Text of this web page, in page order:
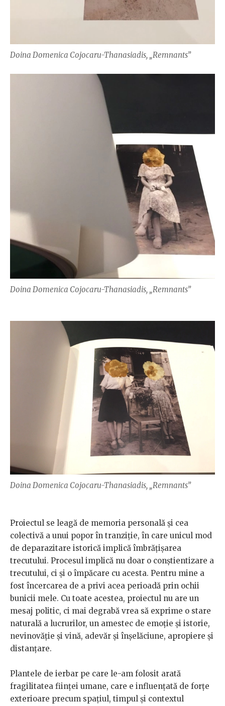
Doina Domenica Cojocaru-Thanasiadis, „Remnants”
Doina Domenica Cojocaru-Thanasiadis, „Remnants”
Doina Domenica Cojocaru-Thanasiadis, „Remnants”
Proiectul se leagă de memoria personală și cea
colectivă a unui popor în tranziție, în care unicul mod
de deparazitare istorică implică îmbrățișarea
trecutului. Procesul implică nu doar o conștientizare a
trecutului, ci și o împăcare cu acesta. Pentru mine a
fost încercarea de a privi acea perioadă prin ochii
bunicii mele. Cu toate acestea, proiectul nu are un
mesaj politic, ci mai degrabă vrea să exprime o stare
naturală a lucrurilor, un amestec de emoție și istorie,
nevinovăție și vină, adevăr și înșelăciune, apropiere și
distanțare.
Plantele de ierbar pe care le-am folosit arată
fragilitatea ființei umane, care e influențată de forțe
exterioare precum spațiul, timpul și contextul